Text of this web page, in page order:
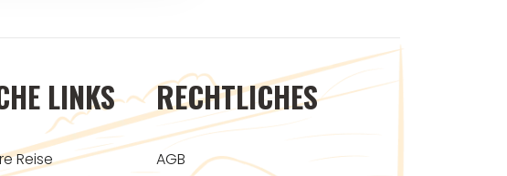
LINKS
Reise
RECHTLICHES
AGB